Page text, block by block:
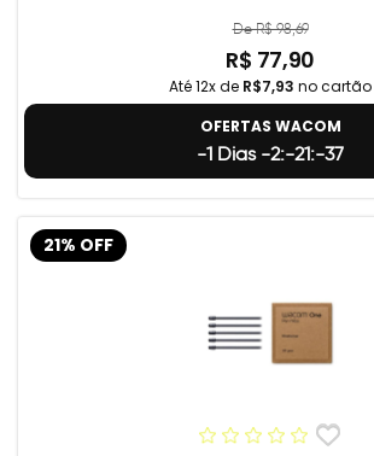
De R$ 98,69
R$ 77,90
Até 12x de R$7,93 no cartão
OFERTAS WACOM
-1 Dias -2:-21:-38
21% OFF